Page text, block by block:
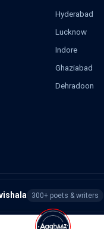
Hyderabad
Lucknow
Indore
Ghaziabad
Dehradoon
300+ poets & writers